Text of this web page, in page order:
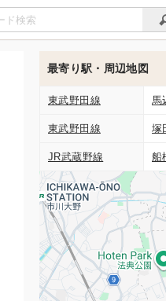
最寄り駅・周辺地図
東武野田線 馬
東武野田線 塚
JR武蔵野線 船